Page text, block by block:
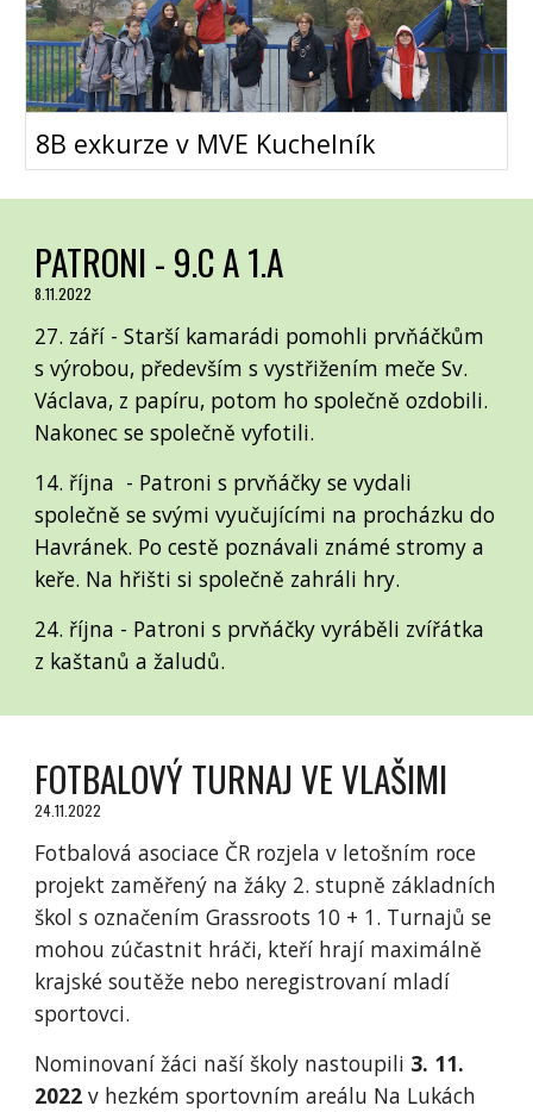
8B exkurze v MVE Kuchelník
PATRONI - 9.C A 1.A
8.11.2022
27. září - Starší kamarádi pomohli prvňáčkům
s výrobou, především s vystřižením meče Sv.
Václava, z papíru, potom ho společně ozdobili.
Nakonec se společně vyfotili.
14. října - Patroni s prvňáčky se vydali
společně se svými vyučujícími na procházku do
Havránek. Po cestě poznávali známé stromy a
keře. Na hřišti si společně zahráli hry.
24. října - Patroni s prvňáčky vyráběli zvířátka
z kaštanů a žaludů.
FOTBALOVÝ TURNAJ VE VLAŠIMI
24.11.2022
Fotbalová asociace ČR rozjela v letošním roce
projekt zaměřený na žáky 2. stupně základních
škol s označením Grassroots 10 + 1. Turnajů se
mohou zúčastnit hráči, kteří hrají maximálně
krajské soutěže nebo neregistrovaní mladí
sportovci.
Nominovaní žáci naší školy nastoupili 3. 11.
2022 v hezkém sportovním areálu Na Lukách